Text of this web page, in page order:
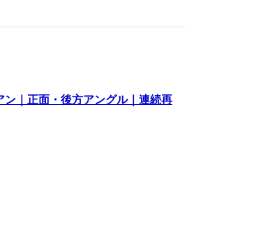
｜正面・後方アングル｜連続再